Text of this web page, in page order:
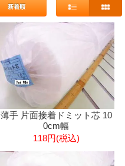
新着順
薄手 片面接着ドミット芯 10
0cm幅
118円(税込)